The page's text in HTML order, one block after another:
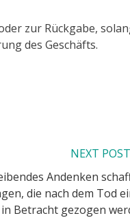
zur Rückgabe,
des Geschäfts.
NEXT POST
Andenken
die nach dem Tod
Betracht gezogen